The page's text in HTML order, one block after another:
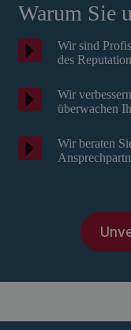
Warum Sie
Wir sind
des
Wir
überwachen
Wir beraten